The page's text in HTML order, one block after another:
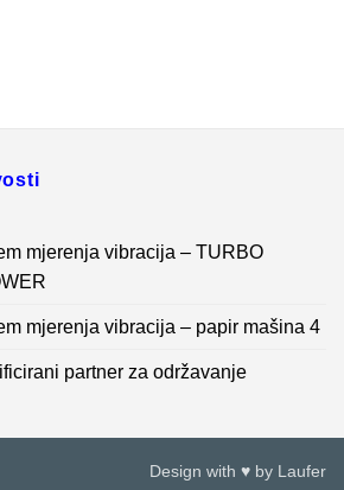
mjerenja vibracija – TURBO
mjerenja vibracija – papir mašina 4
partner za održavanje
Design with ♥ by Laufer